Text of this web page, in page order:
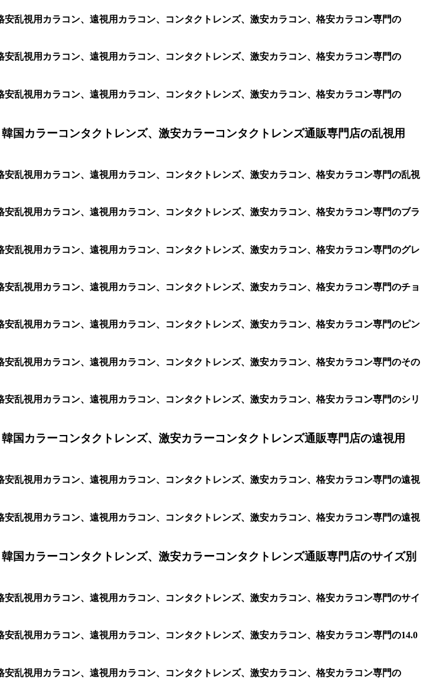
乱視用カラコン、遠視用カラコン、コンタクトレンズ、激安カラコン、格安カラコン専門の
乱視用カラコン、遠視用カラコン、コンタクトレンズ、激安カラコン、格安カラコン専門の
乱視用カラコン、遠視用カラコン、コンタクトレンズ、激安カラコン、格安カラコン専門の
国カラーコンタクトレンズ、激安カラーコンタクトレンズ通販専門店の乱視用
乱視用カラコン、遠視用カラコン、コンタクトレンズ、激安カラコン、格安カラコン専門の乱視
乱視用カラコン、遠視用カラコン、コンタクトレンズ、激安カラコン、格安カラコン専門のブラ
乱視用カラコン、遠視用カラコン、コンタクトレンズ、激安カラコン、格安カラコン専門のグレ
乱視用カラコン、遠視用カラコン、コンタクトレンズ、激安カラコン、格安カラコン専門のチョ
乱視用カラコン、遠視用カラコン、コンタクトレンズ、激安カラコン、格安カラコン専門のピン
乱視用カラコン、遠視用カラコン、コンタクトレンズ、激安カラコン、格安カラコン専門のその
乱視用カラコン、遠視用カラコン、コンタクトレンズ、激安カラコン、格安カラコン専門のシリ
国カラーコンタクトレンズ、激安カラーコンタクトレンズ通販専門店の遠視用
乱視用カラコン、遠視用カラコン、コンタクトレンズ、激安カラコン、格安カラコン専門の遠視
乱視用カラコン、遠視用カラコン、コンタクトレンズ、激安カラコン、格安カラコン専門の遠視
国カラーコンタクトレンズ、激安カラーコンタクトレンズ通販専門店のサイズ別
乱視用カラコン、遠視用カラコン、コンタクトレンズ、激安カラコン、格安カラコン専門のサイ
乱視用カラコン、遠視用カラコン、コンタクトレンズ、激安カラコン、格安カラコン専門の14.0
乱視用カラコン、遠視用カラコン、コンタクトレンズ、激安カラコン、格安カラコン専門の